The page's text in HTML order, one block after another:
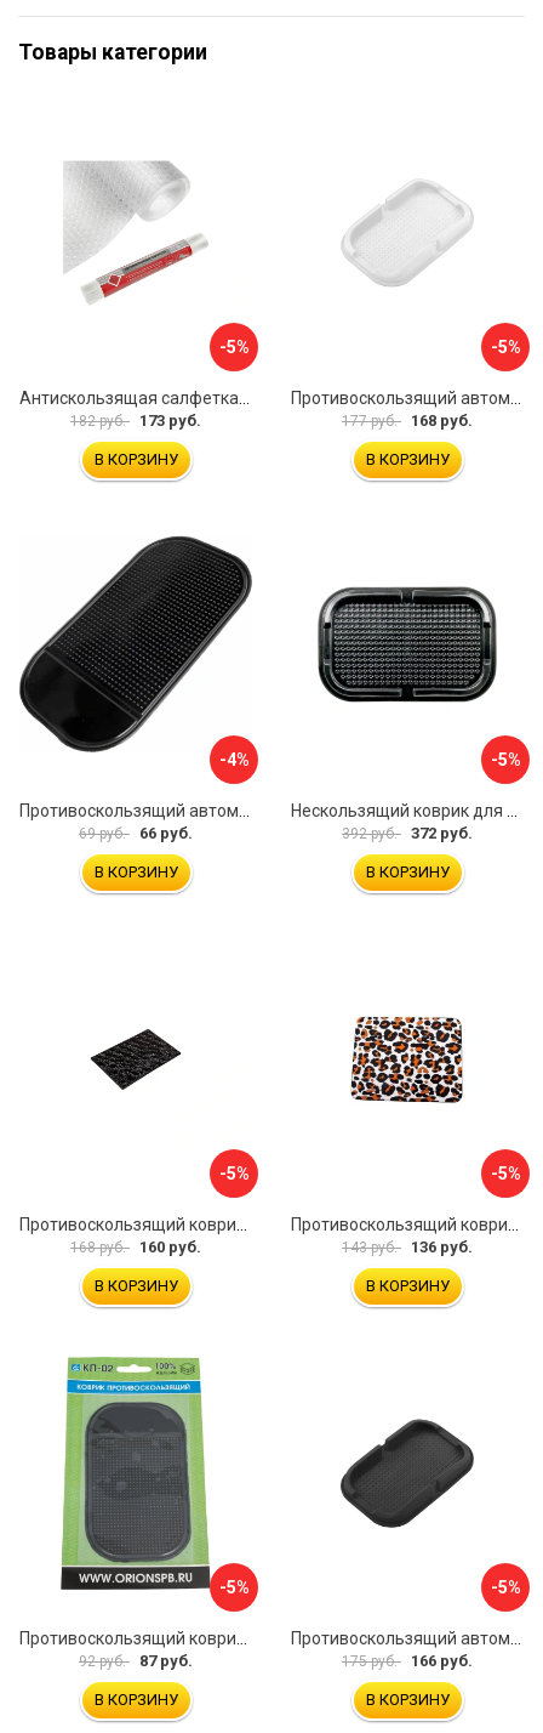
Товары категории
-5%
182 руб. 173 руб.
В КОРЗИНУ
-5%
177 руб. 168 руб.
В КОРЗИНУ
-4%
Противоскользящий автомобильный коврик панели SKYWAY S00401004
69 руб. 66 руб.
В КОРЗИНУ
-5%
Нескользящий коврик для телефона Alca 730100
392 руб. 372 руб.
В КОРЗИНУ
-5%
168 руб. 160 руб.
В КОРЗИНУ
-5%
143 руб. 136 руб.
В КОРЗИНУ
-5%
92 руб. 87 руб.
В КОРЗИНУ
-5%
175 руб. 166 руб.
В КОРЗИНУ